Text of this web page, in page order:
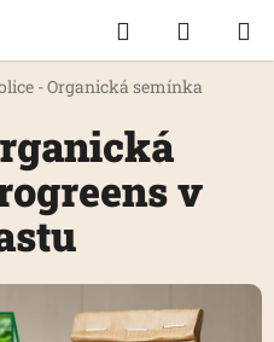
Hledat
KOŠÍK
- Organická semínka
v